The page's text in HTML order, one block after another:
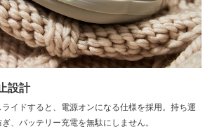
設計
イドすると、電源オンになる仕様を採用。持ち運
、バッテリー充電を無駄にしません。